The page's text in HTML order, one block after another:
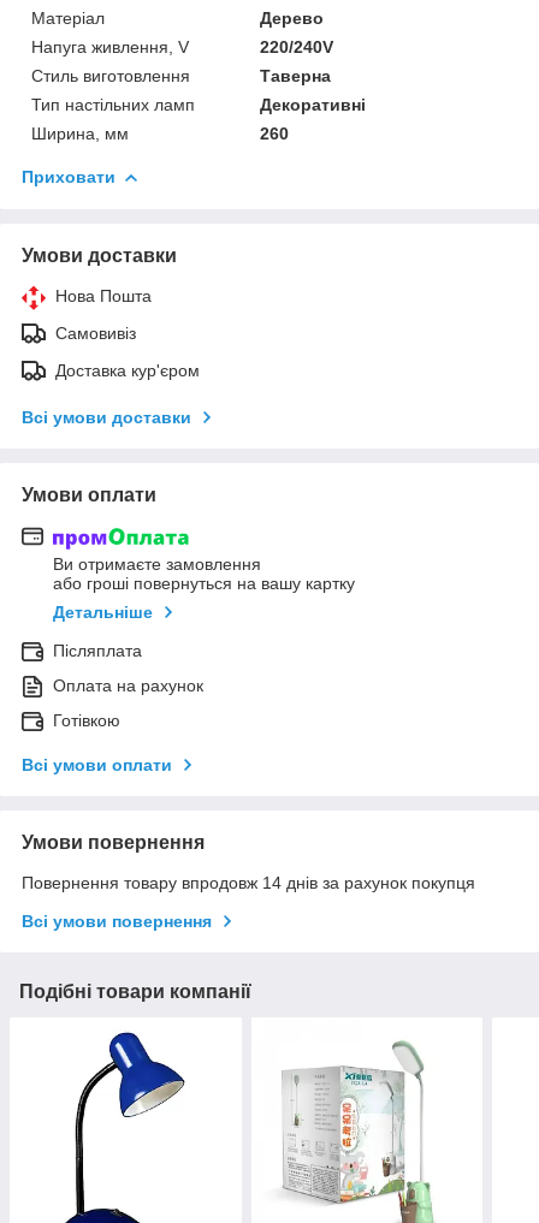
Матеріал
Дерево
Напуга живлення, V
220/240V
Стиль виготовлення
Таверна
Тип настільних ламп
Декоративні
Ширина, мм
260
Приховати
Умови доставки
Нова Пошта
Самовивіз
Доставка кур'єром
Всі умови доставки
Умови оплати
Ви отримаєте замовлення
або гроші повернуться на вашу картку
Детальніше
Післяплата
Оплата на рахунок
Готівкою
Всі умови оплати
Умови повернення
Повернення товару впродовж 14 днів за рахунок покупця
Всі умови повернення
Подібні товари компанії